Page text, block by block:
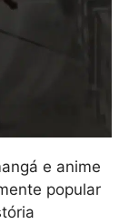
e anime
popular